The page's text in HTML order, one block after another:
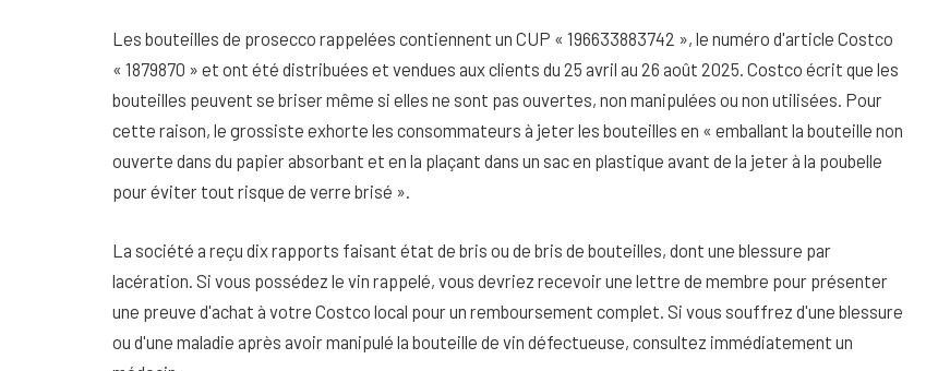
Les bouteilles de prosecco rappelées contiennent un CUP « 196633883742 », le numéro d'article Costco
« 1879870 » et ont été distribuées et vendues aux clients du 25 avril au 26 août 2025. Costco écrit que les
bouteilles peuvent se briser même si elles ne sont pas ouvertes, non manipulées ou non utilisées. Pour
cette raison, le grossiste exhorte les consommateurs à jeter les bouteilles en « emballant la bouteille non
ouverte dans du papier absorbant et en la plaçant dans un sac en plastique avant de la jeter à la poubelle
pour éviter tout risque de verre brisé ».
La société a reçu dix rapports faisant état de bris ou de bris de bouteilles, dont une blessure par
lacération. Si vous possédez le vin rappelé, vous devriez recevoir une lettre de membre pour présenter
une preuve d'achat à votre Costco local pour un remboursement complet. Si vous souffrez d'une blessure
ou d'une maladie après avoir manipulé la bouteille de vin défectueuse, consultez immédiatement un